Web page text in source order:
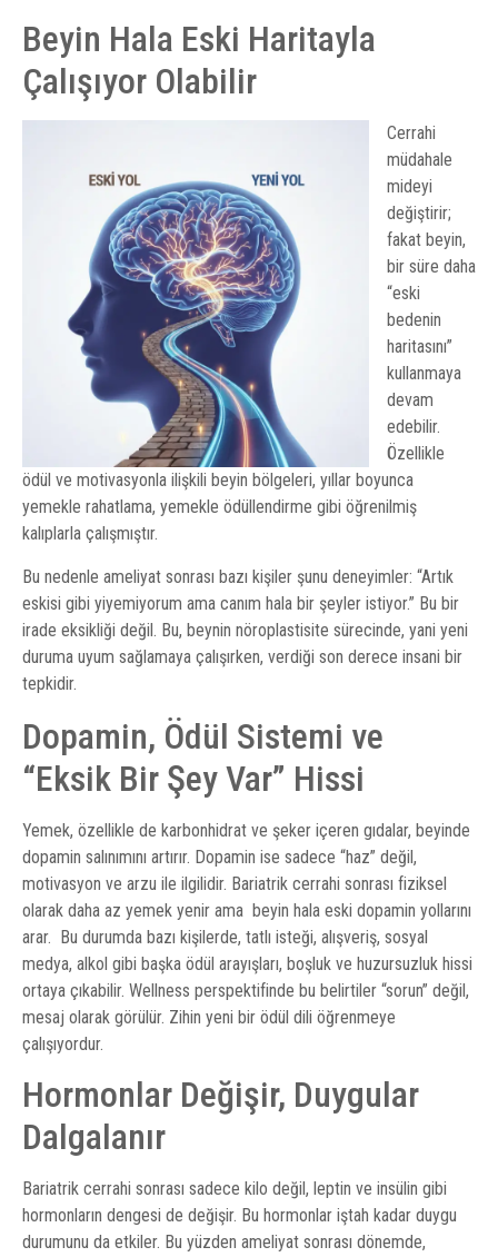
Beyin Hala Eski Haritayla
Çalışıyor Olabilir
Cerrahi
müdahale
mideyi
değiştirir;
fakat beyin,
bir süre daha
“eski
bedenin
haritasını”
kullanmaya
devam
edebilir.
Özellikle
ödül ve motivasyonla ilişkili beyin bölgeleri, yıllar boyunca
yemekle rahatlama, yemekle ödüllendirme gibi öğrenilmiş
kalıplarla çalışmıştır.
Bu nedenle ameliyat sonrası bazı kişiler şunu deneyimler: “Artık
eskisi gibi yiyemiyorum ama canım hala bir şeyler istiyor.” Bu bir
irade eksikliği değil. Bu, beynin nöroplastisite sürecinde, yani yeni
duruma uyum sağlamaya çalışırken, verdiği son derece insani bir
tepkidir.
Dopamin, Ödül Sistemi ve
“Eksik Bir Şey Var” Hissi
Yemek, özellikle de karbonhidrat ve şeker içeren gıdalar, beyinde
dopamin salınımını artırır. Dopamin ise sadece “haz” değil,
motivasyon ve arzu ile ilgilidir. Bariatrik cerrahi sonrası fiziksel
olarak daha az yemek yenir ama beyin hala eski dopamin yollarını
arar. Bu durumda bazı kişilerde, tatlı isteği, alışveriş, sosyal
medya, alkol gibi başka ödül arayışları, boşluk ve huzursuzluk hissi
ortaya çıkabilir. Wellness perspektifinde bu belirtiler “sorun” değil,
mesaj olarak görülür. Zihin yeni bir ödül dili öğrenmeye
çalışıyordur.
Hormonlar Değişir, Duygular
Dalgalanır
Bariatrik cerrahi sonrası sadece kilo değil, leptin ve insülin gibi
hormonların dengesi de değişir. Bu hormonlar iştah kadar duygu
durumunu da etkiler. Bu yüzden ameliyat sonrası dönemde,